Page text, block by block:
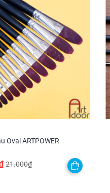
Oval ARTPOWER
21.000₫